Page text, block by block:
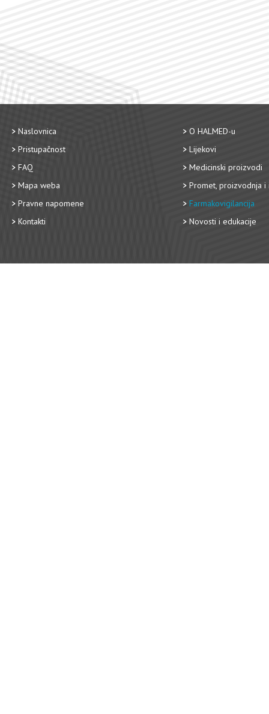
Naslovnica
Pristupačnost
FAQ
Mapa weba
Pravne napomene
Kontakti
O HALMED-u
Lijekovi
Medicinski proizvodi
Promet, proizvodnja i
Farmakovigilancija
Novosti i edukacije